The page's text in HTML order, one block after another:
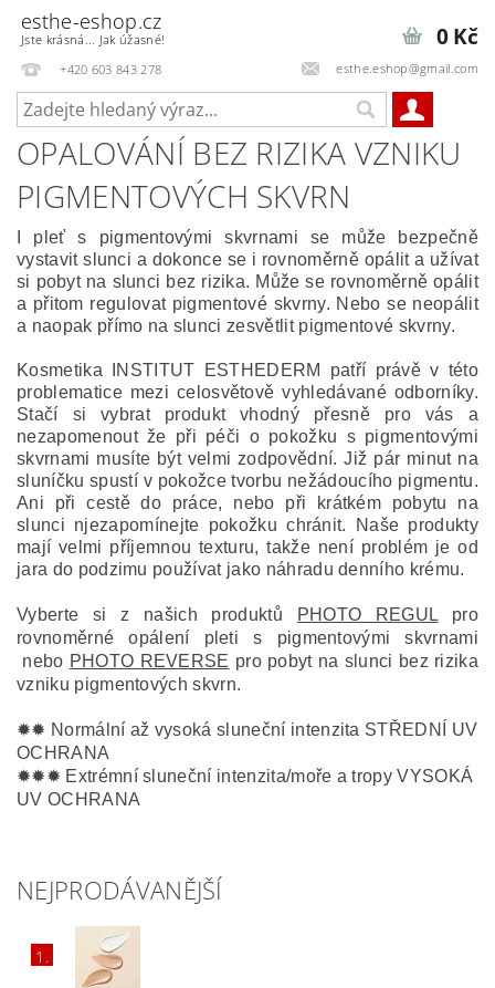
esthe-eshop.cz
Jste krásná... Jak úžasné!
+420 603 843 278
esthe.eshop@gmail.com
0 Kč
OPALOVÁNÍ BEZ RIZIKA VZNIKU
PIGMENTOVÝCH SKVRN
I pleť s pigmentovými skvrnami se může bezpečně
vystavit slunci a dokonce se i rovnoměrně opálita užívat
si pobyt na slunci bez rizika. Může se rovnoměrně opálit
a přitom regulovat pigmentové skvrny. Nebo se neopálit
a naopak přímo na slunci zesvětlit pigmentové skvrny.
Kosmetika INSTITUT ESTHEDERM patří právě v této
problematice mezi celosvětově vyhledávané odborníky.
Stačí si vybrat produkt vhodný přesně pro vás a
nezapomenout že při péči o pokožku s pigmentovými
skvrnami musíte být velmi zodpovědní.Již pár minut na
sluníčku spustí v pokožce tvorbu nežádoucího pigmentu.
Ani při cestě do práce, nebo při krátkém pobytu na
slunci njezapomínejte pokožku chránit.
Naše produkty
mají velmi příjemnou texturu, takže není problém je od
jara do podzimu používat jako náhradu denního krému.
Vyberte si z našich produktů PHOTO REGUL pro
rovnoměrné opálení pleti s pigmentovými skvrnami
nebo PHOTO REVERSE pro pobyt na slunci bez rizika
vzniku pigmentových skvrn.
✹✹ Normální až vysoká sluneční intenzita STŘEDNÍ UV
OCHRANA
✹✹✹ Extrémní sluneční intenzita/moře a tropy VYSOKÁ
UV OCHRANA
NEJPRODÁVANĚJŠÍ
1.